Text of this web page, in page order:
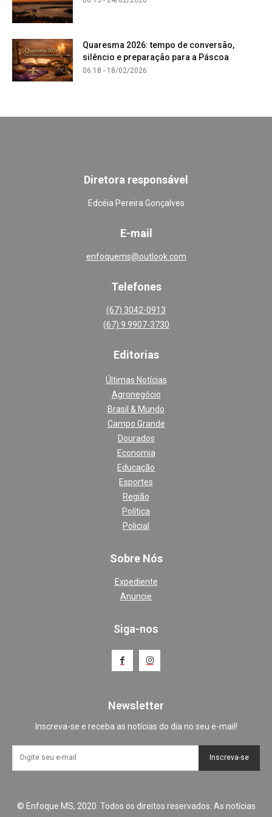
Quaresma 2026: tempo de conversão,
silêncio e preparação para a Páscoa
06:18 - 18/02/2026
Diretora responsável
Edcéia Pereira Gonçalves
E-mail
enfoquems@outlook.com
Telefones
(67) 3042-0913
(67) 9 9907-3730
Editorias
Últimas Notícias
Agronegócio
Brasil & Mundo
Campo Grande
Dourados
Economia
Educação
Esportes
Região
Política
Policial
Sobre Nós
Expediente
Anuncie
Siga-nos
Newsletter
Inscreva-se e receba as notícias do dia no seu e-mail!
Inscreva-se
© Enfoque MS, 2020. Todos os direitos reservados. As notícias